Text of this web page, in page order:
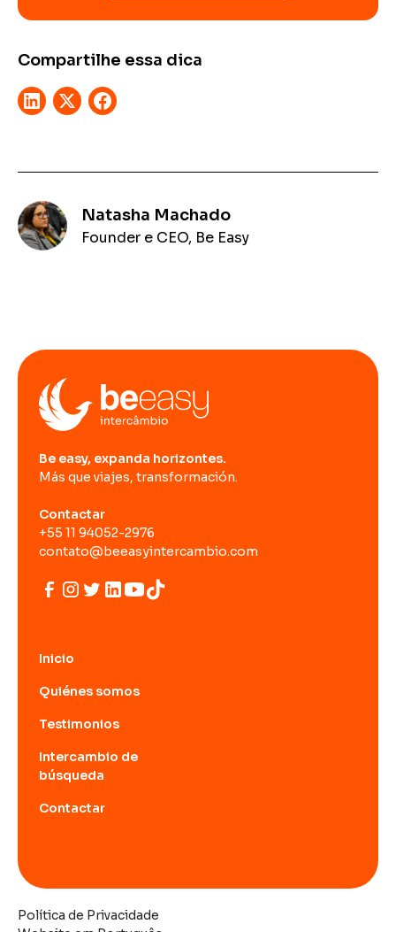
Compartilhe essa dica
Natasha Machado
Founder e CEO, Be Easy
Be easy, expanda horizontes.
Más que viajes, transformación.
Contactar
+55 11 94052-2976
contato@beeasyintercambio.com
Inicio
Quiénes somos
Testimonios
Intercambio de
búsqueda
Contactar
Política de Privacidade